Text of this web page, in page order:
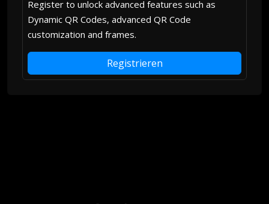
Register to unlock advanced features such as
Dynamic QR Codes, advanced QR Code
customization and frames.
Registrieren